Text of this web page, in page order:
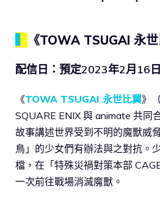
《TOWA TSUGAI 永世
配信日：預定2023年2月16日
《TOWA TSUGAI 永世比翼》
SQUARE ENIX 與 animate 共同
故事講述世界受到不明的魔獸威
鳥」的少女們有辦法與之對抗。
檔，在「特殊災禍對策本部
一次前往戰場消滅魔獸。